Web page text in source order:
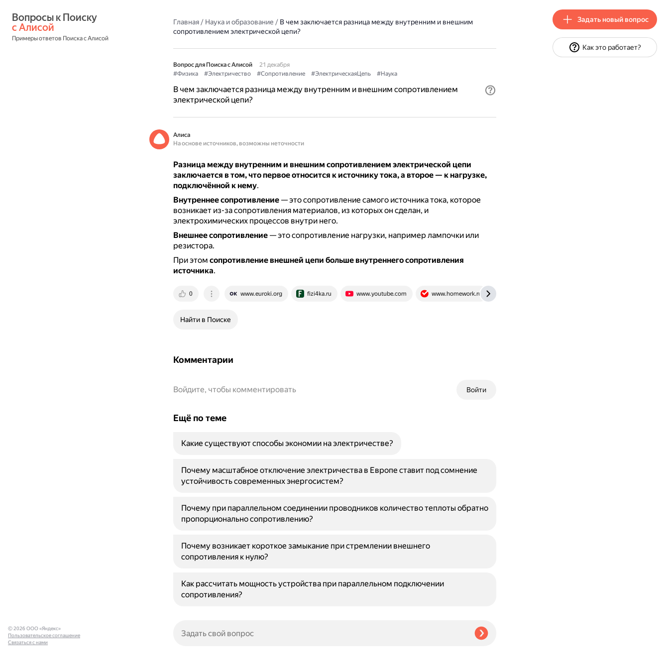
с Алисой
Примеры ответов Поиска с Алисой
Главная/ Наука и образование / В чем заключается разница между внутренним и внешним
сопротивлением электрической цепи?
Вопрос для Поиска с Алисой
21 декабря
#Физика
#Электричество #Сопротивление #ЭлектрическаяЦепь #Наука
В чем заключается разница между внутренним и внешним сопротивлением
электрической цепи?
Алиса
На основе источников, возможны неточности
Разница между внутренним и внешним сопротивлением электрической цепи
заключается в том, что первое относится к источнику тока, а второе — к нагрузке,
подключённой к нему.
Внутреннее сопротивление— это сопротивление самого источника тока, которое
возникает из-за сопротивления материалов, из которых он сделан, и
электрохимических процессов внутри него.
Внешнее сопротивление— это сопротивление нагрузки, например лампочки или
резистора.
При этом сопротивление внешней цепи больше внутреннего сопротивления
источника.
0 www.euroki.org fizi4ka.ru www.youtube.com www.homework.ru
Найти в Поиске
Комментарии
Войти
Войдите, чтобы комментировать
Ещё по теме
Какие существуют способы экономии на электричестве?
Почему масштабное отключение электричества в Европе ставит под сомнение
устойчивость современных энергосистем?
Почему при параллельном соединении проводников количество теплоты обратно
пропорционально сопротивлению?
Почему возникает короткое замыкание при стремлении внешнего
сопротивления к нулю?
Как рассчитать мощность устройства при параллельном подключении
сопротивления?
© 2026 ООО «Яндекс»
Пользовательское соглашение
Связаться с нами
Задать новый вопрос
Как это работает?